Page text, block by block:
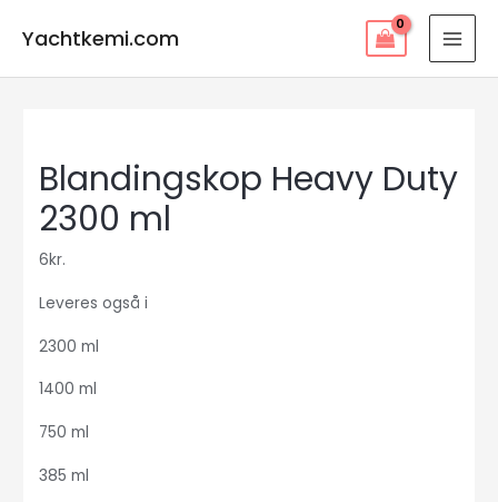
Yachtkemi.com
Blandingskop Heavy Duty
2300 ml
6kr.
Leveres også i
2300 ml
1400 ml
750 ml
385 ml